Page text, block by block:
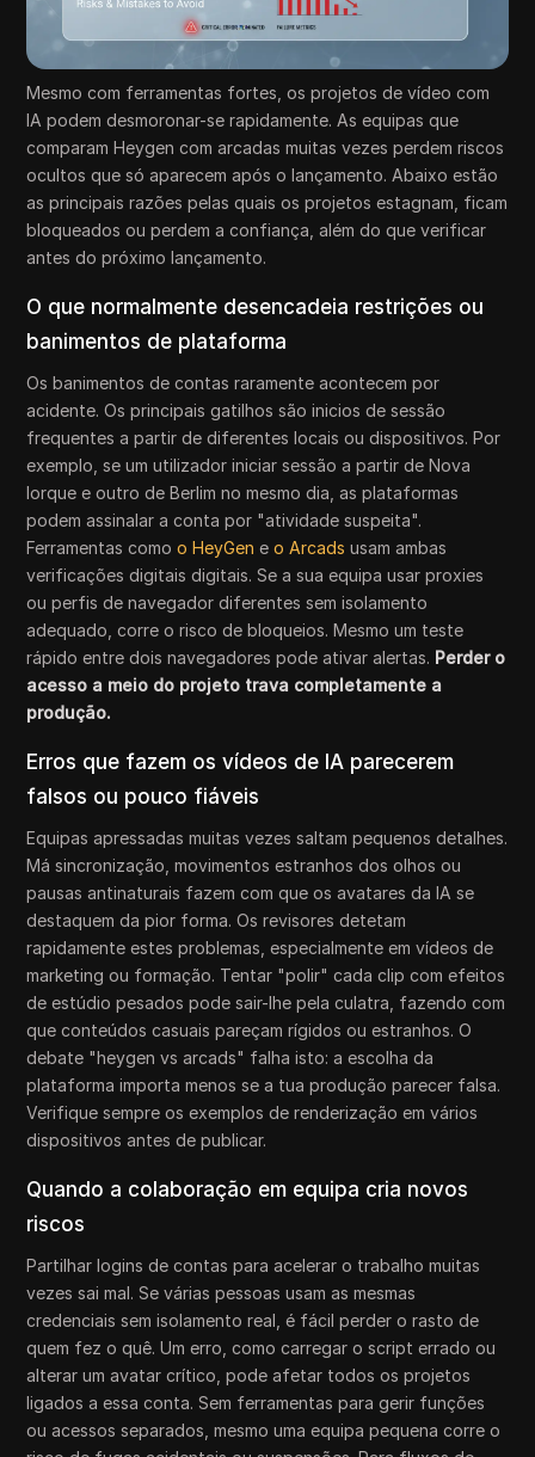
Mesmo com ferramentas fortes, os projetos de vídeo com
IA podem desmoronar-se rapidamente. As equipas que
comparam Heygen com arcadas muitas vezes perdem riscos
ocultos que só aparecem após o lançamento. Abaixo estão
as principais razões pelas quais os projetos estagnam, ficam
bloqueados ou perdem a confiança, além do que verificar
antes do próximo lançamento.
O que normalmente desencadeia restrições ou
banimentos de plataforma
Os banimentos de contas raramente acontecem por
acidente. Os principais gatilhos são inicios de sessão
frequentes a partir de diferentes locais ou dispositivos. Por
exemplo, se um utilizador iniciar sessão a partir de Nova
Iorque e outro de Berlim no mesmo dia, as plataformas
podem assinalar a conta por "atividade suspeita".
Ferramentas comoo HeyGen eo Arcads usam ambas
verificações digitais digitais. Se a sua equipa usar proxies
ou perfis de navegador diferentes sem isolamento
adequado, corre o risco de bloqueios. Mesmo um teste
rápido entre dois navegadores pode ativar alertas. Perder o
acesso a meio do projeto trava completamente a
produção.
Erros que fazem os vídeos de IA parecerem
falsos ou pouco fiáveis
Equipas apressadas muitas vezes saltam pequenos detalhes.
Má sincronização, movimentos estranhos dos olhos ou
pausas antinaturais fazem com que os avatares da IA se
destaquem da pior forma. Os revisores detetam
rapidamente estes problemas, especialmente em vídeos de
marketing ou formação. Tentar "polir" cada clip com efeitos
de estúdio pesados pode sair-lhe pela culatra, fazendo com
que conteúdos casuais pareçam rígidos ou estranhos. O
debate "heygen vs arcads" falha isto: a escolha da
plataforma importa menos se a tua produção parecer falsa.
Verifique sempre os exemplos de renderização em vários
dispositivos antes de publicar.
Quando a colaboração em equipa cria novos
riscos
Partilhar logins de contas para acelerar o trabalho muitas
vezes sai mal. Se várias pessoas usam as mesmas
credenciais sem isolamento real, é fácil perder o rasto de
quem fez o quê. Um erro, como carregar o script errado ou
alterar um avatar crítico, pode afetar todos os projetos
ligados a essa conta. Sem ferramentas para gerir funções
ou acessos separados, mesmo uma equipa pequena corre o